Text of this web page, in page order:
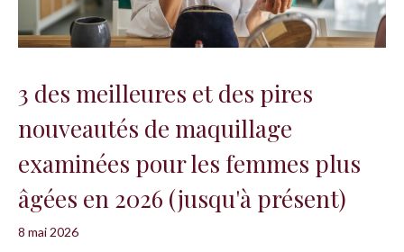
3 des meilleures et des pires
nouveautés de maquillage
examinées pour les femmes plus
âgées en 2026 (jusqu'à présent)
8 mai 2026